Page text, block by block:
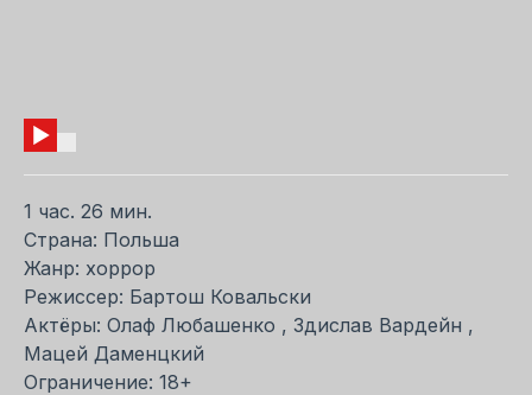
1 час. 26 мин.
Страна: Польша
Жанр: хоррор
Режиссер: Бартош Ковальски
Актёры: Олаф Любашенко , Здислав Вардейн ,
Мацей Даменцкий
Ограничение: 18+